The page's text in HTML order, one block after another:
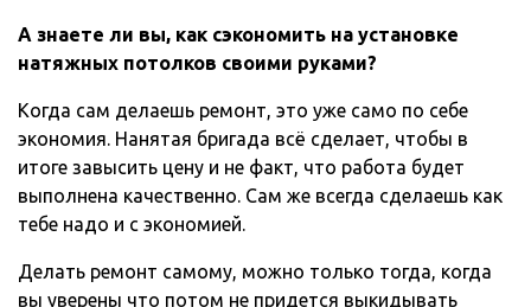
А знаете ли вы, как сэкономить на установке
натяжных потолков своими руками?
Когда сам делаешь ремонт, это уже само по себе
экономия. Нанятая бригада всё сделает, чтобы в
итоге завысить цену и не факт, что работа будет
выполнена качественно. Сам же всегда сделаешь как
тебе надо и с экономией.
Делать ремонт самому, можно только тогда, когда
вы уверены что потом не придется выкидывать